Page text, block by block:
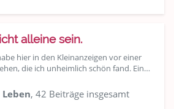
alleine sein.
hier in den Kleinanzeigen vor einer
die ich unheimlich schön fand. Ein…
, 42 Beiträge insgesamt